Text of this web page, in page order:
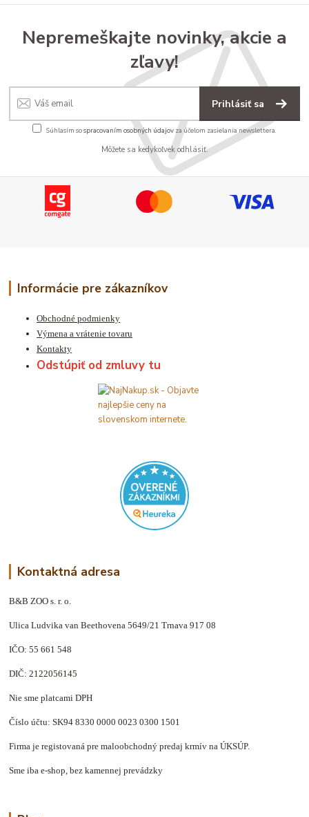
Nepremeškajte novinky, akcie a
zľavy!
Prihlásiť sa
Súhlasím sospracovaním osobných údajov za účelom zasielania newslettera.
Môžete sa kedykoľvek odhlásiť.
Informácie pre zákazníkov
Obchodné podmienky
Výmena a vrátenie tovaru
Kontakty
Odstúpiť od zmluvy tu
Kontaktná adresa
B&B ZOO s. r. o.
Ulica Ludvika van Beethovena 5649/21 Trnava 917 08
IČO: 55 661 548
DIČ: 2122056145
Nie sme platcami DPH
Číslo účtu: SK94 8330 0000 0023 0300 1501
Firma je registovaná pre maloobchodný predaj krmív na ÚKSÚP.
Sme iba e-shop, bez kamennej prevádzky